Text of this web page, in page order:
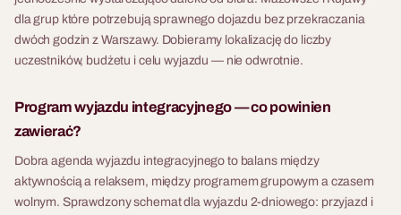
dla grup które potrzebują sprawnego dojazdu bez przekraczania
dwóch godzin z Warszawy. Dobieramy lokalizację do liczby
uczestników, budżetu i celu wyjazdu — nie odwrotnie.
Program wyjazdu integracyjnego — co powinien
zawierać?
Dobra agenda wyjazdu integracyjnego to balans między
aktywnością a relaksem, między programem grupowym a czasem
wolnym. Sprawdzony schemat dla wyjazdu 2-dniowego: przyjazd i